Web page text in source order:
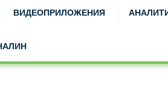
ВИДЕОПРИЛОЖЕНИЯ